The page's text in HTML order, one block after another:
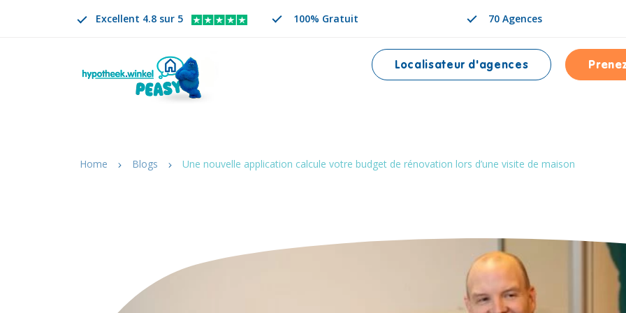
Excellent 4.8 sur 5 100% Gratuit 70 Agences
Localisateur d'agences
CHANGER DE LANGUE. LA LANGUE SÉLECTIONNÉE EST
Home Blogs Une nouvelle application calcule votre budget de rénovation lors d’une visite de maison